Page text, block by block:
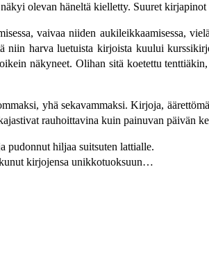
olevan häneltä kielletty. Suuret
vaivaa niiden aukileikkaamisessa,
niin harva luetuista kirjoista kuului
näkyneet. Olihan sitä koetettu
yhä sekavammaksi. Kirjoja,
rauhoittavina kuin painuvan päivän
pudonnut hiljaa suitsuten lattialle.
kirjojensa unikkotuoksuun…